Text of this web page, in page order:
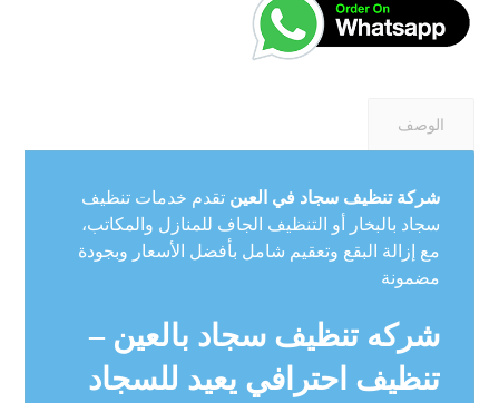
الوصف
شركة تنظيف سجاد في العين تقدم خدمات تنظيف
سجاد بالبخار أو التنظيف الجاف للمنازل والمكاتب،
مع إزالة البقع وتعقيم شامل بأفضل الأسعار وبجودة
مضمونة
شركه تنظيف سجاد بالعين –
تنظيف احترافي يعيد للسجاد